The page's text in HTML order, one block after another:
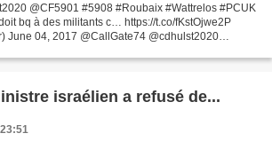
@CF5901 #5908 #Roubaix #Wattrelos #PCUK
bq à des militants c… https://t.co/fKstOjwe2P
June 04, 2017 @CallGate74 @cdhulst2020
israélien a refusé de...